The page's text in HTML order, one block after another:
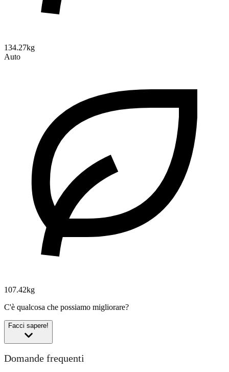
134.27kg
Auto
107.42kg
C'è qualcosa che possiamo migliorare?
Facci sapere!
Domande frequenti